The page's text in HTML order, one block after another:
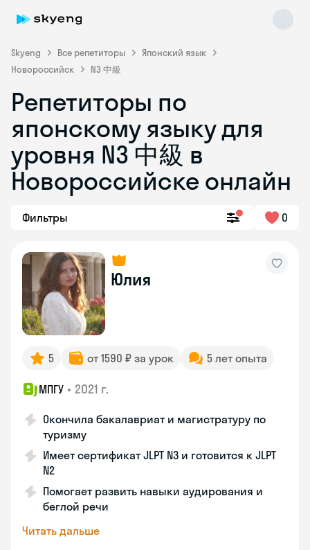
Skyeng Все репетиторы
Японский язык
Новороссийск
N3 中級
Репетиторы по
японскому языку для
уровня N3 中級 в
Новороссийске онлайн
Фильтры 0
Юлия
5 от 1590 ₽ за урок 5 лет опыта
МПГУ • 2021 г.
Окончила бакалавриат и магистратуру по
туризму
Имеет сертификат JLPT N3 и готовится к JLPT
N2
Помогает развить навыки аудирования и
беглой речи
Читать дальше
Skyeng Chat